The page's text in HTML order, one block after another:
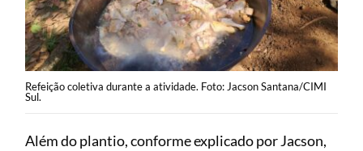
Refeição coletiva durante a atividade. Foto: Jacson Santana/CIMI
Sul.
Além do plantio, conforme explicado por Jacson,